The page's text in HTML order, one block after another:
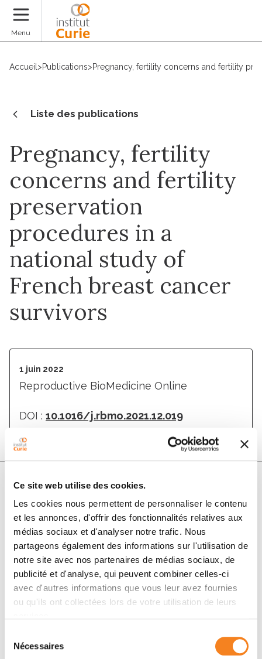
Ce site web utilise des cookies.
Les cookies nous permettent de personnaliser le contenu
et les annonces, d'offrir des fonctionnalités relatives aux
médias sociaux et d'analyser notre trafic. Nous
partageons également des informations sur l'utilisation de
notre site avec nos partenaires de médias sociaux, de
publicité et d'analyse, qui peuvent combiner celles-ci
avec d'autres informations que vous leur avez fournies
ou qu'ils ont collectées lors de votre utilisation de leurs
Nécessaires
Menu
Accueil >Publications>Pregnancy, fertility concerns and fertility
Liste des publications
Pregnancy, fertility
concerns and fertility
preservation
procedures in a
national study of
French breast cancer
survivors
1 juin 2022
Reproductive BioMedicine Online
DOI : 10.1016/j.rbmo.2021.12.019
Auteurs
Manon Mangiardi-Veltin, Clara Sebbag, Christine
Rousset-Jablonski, Isabelle Ray-Coquard, Clémentine
Berkach, Lucie Laot, Yuting Wang, Inès Abdennebi,
Julie Labrosse, Camille Sautter, Aullène Toussaint,
Laura Sablone, Enora Laas, Sarah Khallouch, Florence
Coussy, Pietro Santulli, Charles Chapron, Angelique
Lorraine Maitrot, Geneviève Plu-Bureau, Charles